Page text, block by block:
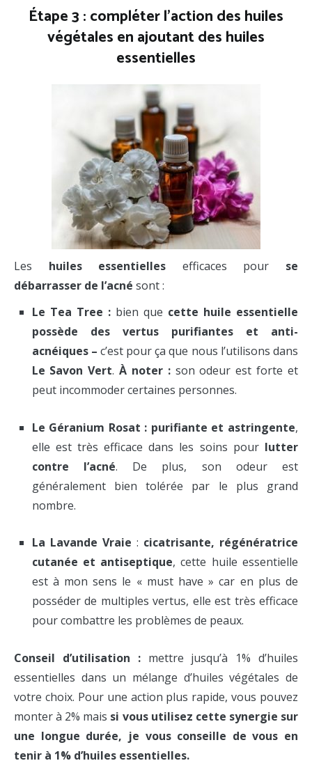
Étape 3 : compléter l’action des huiles
végétales en ajoutant des huiles
essentielles
Les huiles essentielles efficaces pour se
débarrasser de l’acné sont :
Le Tea Tree : bien que cette huile essentielle
possède des vertus purifiantes et anti-
acnéiques – c’est pour ça que nous l’utilisons dans
Le Savon Vert.À noter :son odeur est forte et
peut incommoder certaines personnes.
Le Géranium Rosat : purifiante et astringente,
elle est très efficace dans les soins pour lutter
contre l’acné. De plus, son odeur est
généralement bien tolérée par le plus grand
nombre.
La Lavande Vraie : cicatrisante, régénératrice
cutanée et antiseptique, cette huile essentielle
est à mon sens le « must have » car en plus de
posséder de multiples vertus, elle est très efficace
pour combattre les problèmes de peaux.
Conseil d’utilisation :mettre jusqu’à 1% d’huiles
essentielles dans un mélange d’huiles végétales de
votre choix. Pour une action plus rapide, vous pouvez
monter à 2% mais si vous utilisez cette synergie sur
une longue durée, je vous conseille de vous en
tenir à 1% d’huiles essentielles.